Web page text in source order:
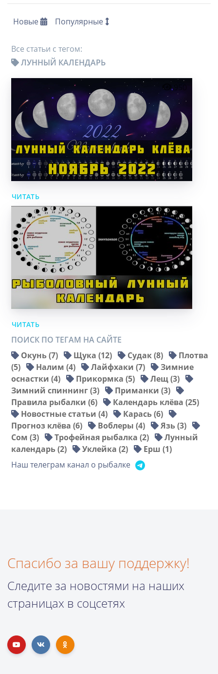
Новые Популярные
Все статьи с тегом:
ЛУННЫЙ КАЛЕНДАРЬ
950
ЧИТАТЬ
1264
ЧИТАТЬ
ПОИСК ПО ТЕГАМ НА САЙТЕ
Окунь (7)
Щука (12) Судак (8)
Плотва
(5)
Налим (4) Лайфхаки (7)
Зимние
оснастки (4)
Прикормка (5)
Лещ (3)
Зимний спиннинг (3)
Приманки (3)
Правила рыбалки (6)
Календарь клёва (25)
Новостные статьи (4)
Карась (6)
Прогноз клёва (6)
Воблеры (4)
Язь (3)
Сом (3)
Трофейная рыбалка (2)
Лунный
календарь (2)
Уклейка (2)
Ерш (1)
Наш телеграм канал о рыбалке
Спасибо за вашу поддержку!
Следите за новостями на наших
страницах в соцсетях